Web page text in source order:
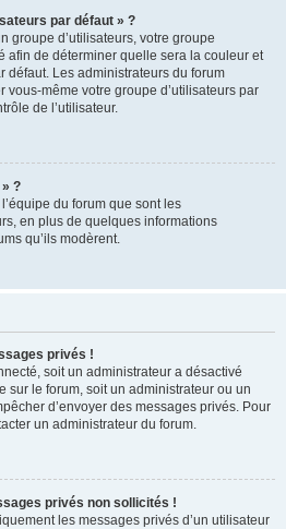
par défaut » ?
groupe d’utilisateurs, votre groupe
afin de déterminer quelle sera la couleur et
défaut. Les administrateurs du forum
vous-même votre groupe d’utilisateurs par
de l’utilisateur.
» ?
du forum que sont les
en plus de quelques informations
qu’ils modèrent.
privés !
soit un administrateur a désactivé
sur le forum, soit un administrateur ou un
d’envoyer des messages privés. Pour
un administrateur du forum.
privés non sollicités !
les messages privés d’un utilisateur